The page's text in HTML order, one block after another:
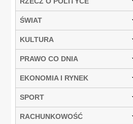
ŚWIAT
KULTURA
PRAWO CO DNIA
EKONOMIA I RYNEK
SPORT
RACHUNKOWOŚĆ